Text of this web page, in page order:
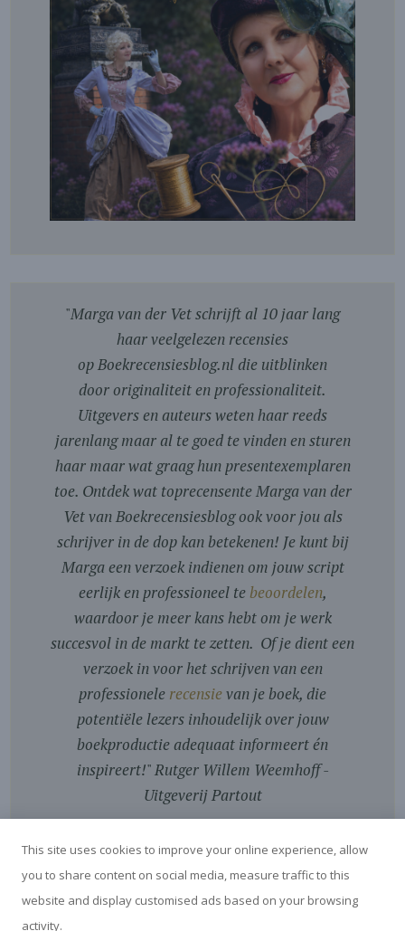
"Marga van der Vet schrijft al 10 jaar lang
haar veelgelezen recensies
op Boekrecensiesblog.nl die uitblinken
door originaliteit en professionaliteit.
Uitgevers en auteurs weten haar reeds
jarenlang maar al te goed te vinden en sturen
haar maar wat graag hun presentexemplaren
toe. Ontdek wat toprecensente Marga van der
Vet van Boekrecensiesblog ook voor jou als
schrijver in de dop kan betekenen! Je kunt bij
Marga een verzoek indienen om jouw script
eerlijk en professioneel te beoordelen,
waardoor je meer kans hebt om je werk
succesvol in de markt te zetten. Of je dient een
verzoek in voor het schrijven van een
professionele recensievan je boek, die
potentiële lezers inhoudelijk over jouw
boekproductie adequaat informeert én
inspireert!"Rutger Willem Weemhoff -
Uitgeverij Partout
This site uses cookies to improve your online experience, allow
you to share content on social media, measure traffic to this
website and display customised ads based on your browsing
activity.